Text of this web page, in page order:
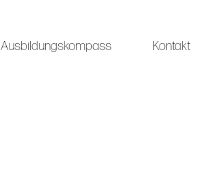
Ausbildungskompass Kontakt